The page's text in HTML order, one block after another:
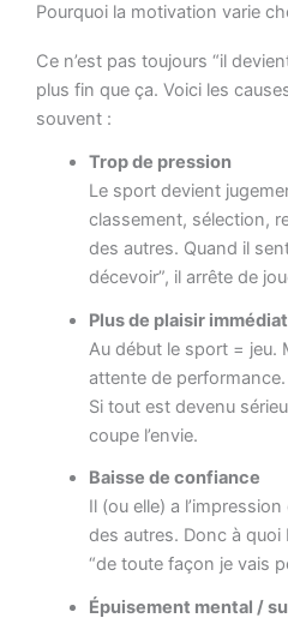
Pourquoi la motivation varie
Ce n’est pas toujours “il
plus fin que ça. Voici les
souvent :
Trop de pression
Le sport devient
classement, sélection,
des autres. Quand il
décevoir”, il arrête de
Plus de plaisir immédiat
Au début le sport = jeu.
attente de performance.
Si tout est devenu
coupe l’envie.
Baisse de confiance
Il (ou elle) a l’impression
des autres. Donc à
“de toute façon je vais
Épuisement mental /